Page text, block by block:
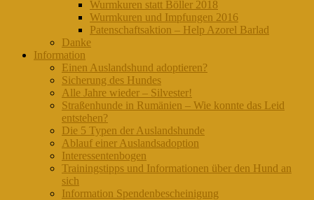
Wurmkuren statt Böller 2018
Wurmkuren und Impfungen 2016
Patenschaftsaktion – Help Azorel Barlad
Danke
Information
Einen Auslandshund adoptieren?
Sicherung des Hundes
Alle Jahre wieder – Silvester!
Straßenhunde in Rumänien – Wie konnte das Leid
entstehen?
Die 5 Typen der Auslandshunde
Ablauf einer Auslandsadoption
Interessentenbogen
Trainingstipps und Informationen über den Hund an
sich
Information Spendenbescheinigung